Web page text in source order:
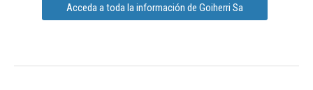
Acceda a toda la información de Goiherri Sa